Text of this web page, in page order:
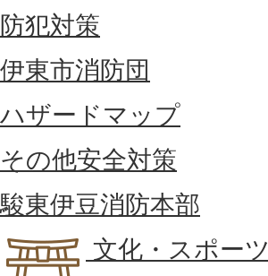
防犯対策
伊東市消防団
ハザードマップ
その他安全対策
駿東伊豆消防本部
文化・スポーツ